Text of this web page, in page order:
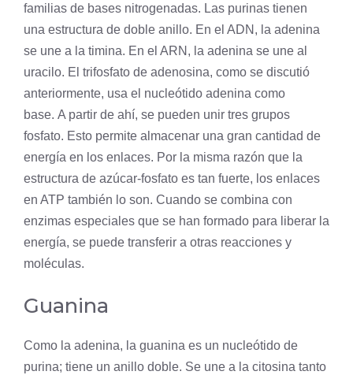
familias de bases nitrogenadas. Las purinas tienen
una estructura de doble anillo. En el ADN, la adenina
se une a la timina. En el ARN, la adenina se une al
uracilo. El trifosfato de adenosina, como se discutió
anteriormente, usa el nucleótido adenina como
base. A partir de ahí, se pueden unir tres grupos
fosfato. Esto permite almacenar una gran cantidad de
energía en los enlaces. Por la misma razón que la
estructura de azúcar-fosfato es tan fuerte, los enlaces
en ATP también lo son. Cuando se combina con
enzimas especiales que se han formado para liberar la
energía, se puede transferir a otras reacciones y
moléculas.
Guanina
Como la adenina, la guanina es un nucleótido de
purina; tiene un anillo doble. Se une a la citosina tanto